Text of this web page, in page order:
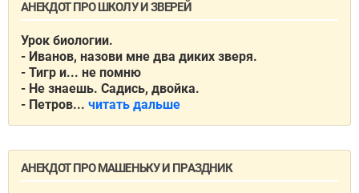
АНЕКДОТ ПРО ШКОЛУ И ЗВЕРЕЙ
Урок биологии.
- Иванов, назови мне два диких зверя.
- Тигр и... не помню
- Не знаешь. Садись, двойка.
- Петров... читать дальше
АНЕКДОТ ПРО МАШЕНЬКУ И ПРАЗДНИК